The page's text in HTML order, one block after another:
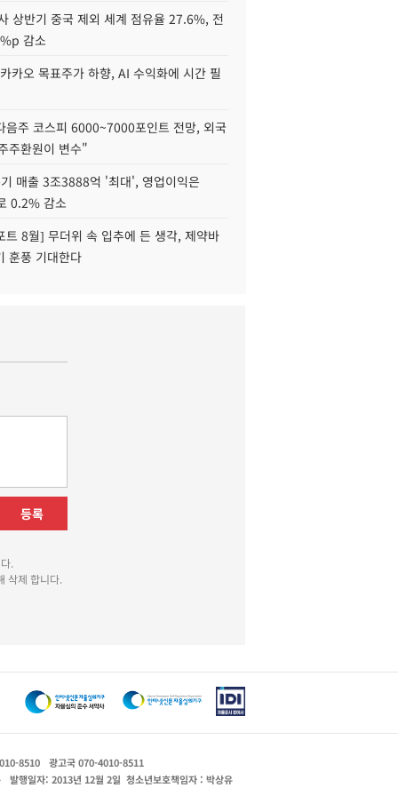
상반기 중국 제외 세계 점유율 27.6%, 전
감소
카오 목표주가 하향, AI 수익화에 시간 필
음주 코스피 6000~7000포인트 전망, 외국
주환원이 변수"
매출 3조3888억 '최대', 영업이익은
0.2% 감소
트 8월] 무더위 속 입추에 든 생각, 제약바
훈풍 기대한다
등록
.
삭제 합니다.
8510
광고국 070-4010-8511
발행일자: 2013년 12월 2일 청소년보호책임자 : 박상유